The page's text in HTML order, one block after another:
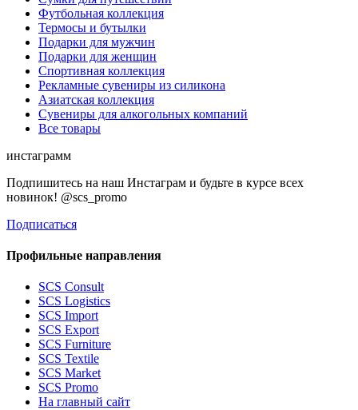
Футбольная коллекция
Термосы и бутылки
Подарки для мужчин
Подарки для женщин
Спортивная коллекция
Рекламные сувениры из силикона
Азиатская коллекция
Сувениры для алкогольных компаний
Все товары
инстаграмм
Подпишитесь на наш Инстаграм и будьте в курсе всех
новинок! @scs_promo
Подписаться
Профильные направления
SCS Consult
SCS Logistics
SCS Import
SCS Export
SCS Furniture
SCS Textile
SCS Market
SCS Promo
На главный сайт